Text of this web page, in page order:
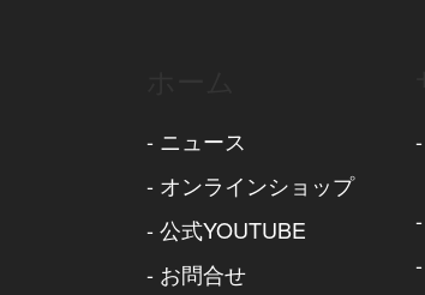
- ニュース
- オンラインショップ
- 公式YOUTUBE
- お問合せ
-
-
-